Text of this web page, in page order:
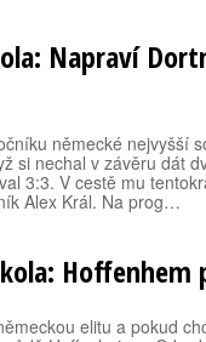
Napraví
německé nejvyšší
si nechal v závěru dát
3:3. V cestě mu
Alex Král. Na prog…
elitu a pokud